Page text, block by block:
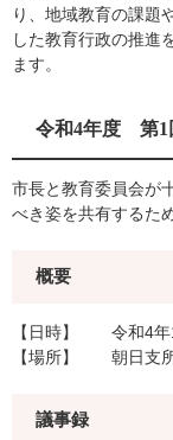
り、地域教育の課題
した教育行政の推進
ます。
令和4年度 第1
市長と教育委員会が
べき姿を共有するた
概要
【日時】 令和4年
【場所】 朝日支
議事録